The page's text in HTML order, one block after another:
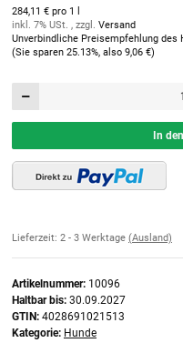
284,11 € pro 1 l
inkl. 7% USt. , zzgl. Versand
Unverbindliche Preisempfehlung des
(Sie sparen 25.13%, also 9,06 €)
In
Lieferzeit: 2 - 3 Werktage (Ausland)
Artikelnummer: 10096
Haltbar bis: 30.09.2027
GTIN: 4028691021513
Kategorie: Hunde